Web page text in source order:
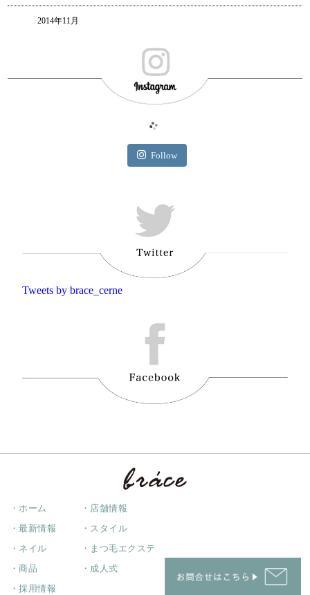
2014年11月
Follow
Tweets by brace_cerne
・ホーム ・店舗情報
・最新情報 ・スタイル
・ネイル ・まつ毛エクステ
・商品 ・成人式
・採用情報